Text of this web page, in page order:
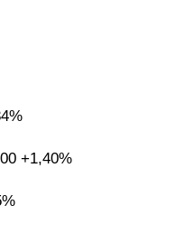
+1,40%